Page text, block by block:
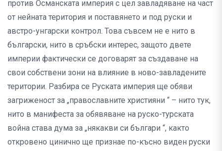
против Османската империя с цел завладяване на част
от нейната територия и поставянето и под руски и
австро-унгарски контрол. Това съвсем не е нито в
български, нито в сръбски интерес, защото двете
империи фактически се договарят за създаване на
свои собствени зони на влияние в ново-завладените
територии. Разбира се Руската империя ще обяви
загриженост за „православните християни “ – нито тук,
нито в манифеста за обявяване на руско-турската
война става дума за „някакви си българи “, както
откровено цинично ще признае по-късно виден руски